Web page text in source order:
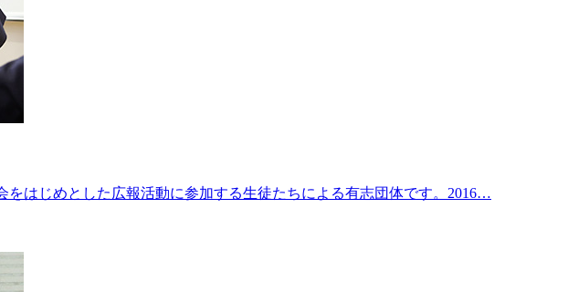
はじめとした広報活動に参加する生徒たちによる有志団体です。2016…